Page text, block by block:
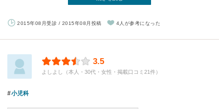
2015年08月受診 / 2015年08月投稿 4人が参考になった
3.5
よしよし（本人・30代・女性・掲載口コミ21件）
小児科